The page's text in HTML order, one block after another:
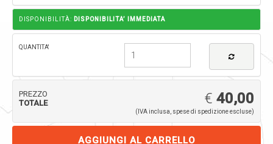
DISPONIBILITÀ: DISPONIBILITA’ IMMEDIATA
QUANTITA'
PREZZO
TOTALE
€ 40,00
(IVA inclusa, spese di spedizione escluse)